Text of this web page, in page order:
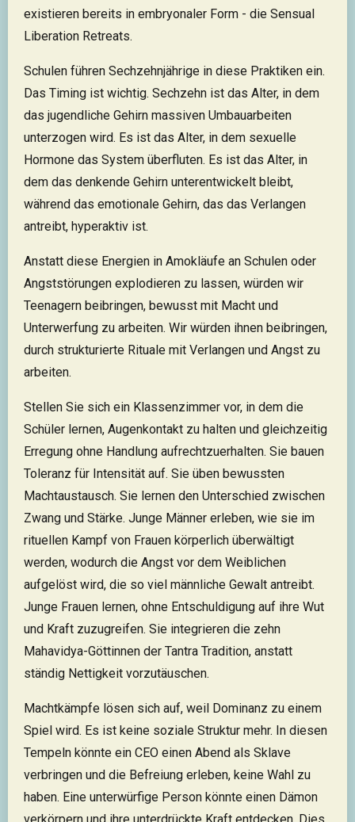
existieren bereits in embryonaler Form - die Sensual
Liberation Retreats.
Schulen führen Sechzehnjährige in diese Praktiken ein.
Das Timing ist wichtig. Sechzehn ist das Alter, in dem
das jugendliche Gehirn massiven Umbauarbeiten
unterzogen wird. Es ist das Alter, in dem sexuelle
Hormone das System überfluten. Es ist das Alter, in
dem das denkende Gehirn unterentwickelt bleibt,
während das emotionale Gehirn, das das Verlangen
antreibt, hyperaktiv ist.
Anstatt diese Energien in Amokläufe an Schulen oder
Angststörungen explodieren zu lassen, würden wir
Teenagern beibringen, bewusst mit Macht und
Unterwerfung zu arbeiten. Wir würden ihnen beibringen,
durch strukturierte Rituale mit Verlangen und Angst zu
arbeiten.
Stellen Sie sich ein Klassenzimmer vor, in dem die
Schüler lernen, Augenkontakt zu halten und gleichzeitig
Erregung ohne Handlung aufrechtzuerhalten. Sie bauen
Toleranz für Intensität auf. Sie üben bewussten
Machtaustausch. Sie lernen den Unterschied zwischen
Zwang und Stärke. Junge Männer erleben, wie sie im
rituellen Kampf von Frauen körperlich überwältigt
werden, wodurch die Angst vor dem Weiblichen
aufgelöst wird, die so viel männliche Gewalt antreibt.
Junge Frauen lernen, ohne Entschuldigung auf ihre Wut
und Kraft zuzugreifen. Sie integrieren die zehn
Mahavidya-Göttinnen der Tantra Tradition, anstatt
ständig Nettigkeit vorzutäuschen.
Machtkämpfe lösen sich auf, weil Dominanz zu einem
Spiel wird. Es ist keine soziale Struktur mehr. In diesen
Tempeln könnte ein CEO einen Abend als Sklave
verbringen und die Befreiung erleben, keine Wahl zu
haben. Eine unterwürfige Person könnte einen Dämon